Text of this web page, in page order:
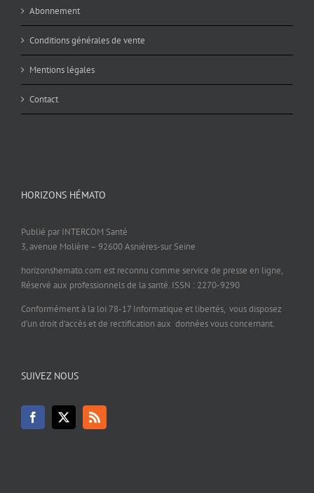
Abonnement
Conditions générales de vente
Mentions légales
Contact
HORIZONS HÉMATO
Publié par INTERCOM Santé
3, avenue Molière – 92600 Asnières-sur Seine
horizonshemato.com est reconnu comme service de presse en ligne,
Réservé aux professionnels de la santé. ISSN : 2270-9290
Conformément à la loi 78-17 Informatique et libertés, vous disposez
d’un droit d’accès et de rectification aux données vous concernant.
SUIVEZ NOUS